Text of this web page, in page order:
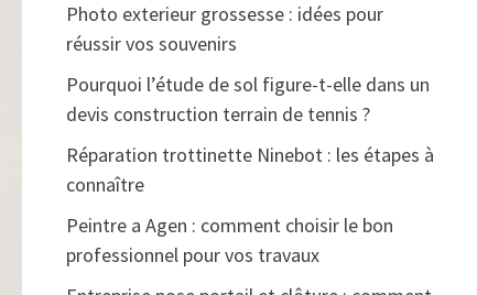
Photo exterieur grossesse : idées pour
réussir vos souvenirs
Pourquoi l’étude de sol figure-t-elle dans un
devis construction terrain de tennis ?
Réparation trottinette Ninebot : les étapes à
connaître
Peintre a Agen : comment choisir le bon
professionnel pour vos travaux